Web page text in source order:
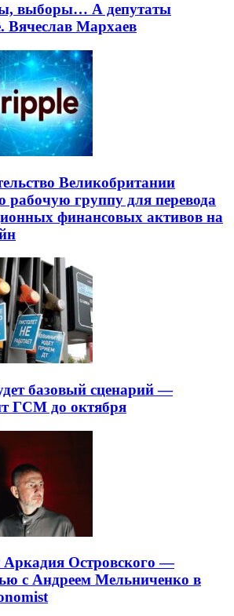
выборы… А депутаты
Вячеслав Мархаев
Великобритании
рабочую группу для перевода
финансовых активов на
базовый сценарий —
ГСМ до октября
Аркадия Островского —
с Андреем Мельниченко в